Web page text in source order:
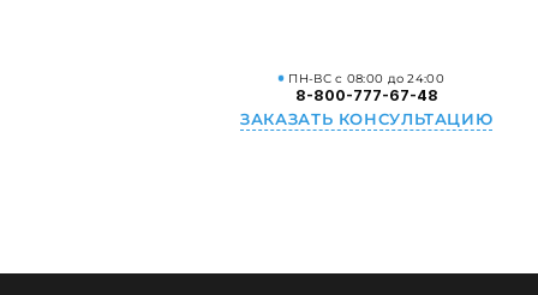
ПН-ВС с 08:00 до 24:00
8-800-777-67-48
ЗАКАЗАТЬ КОНСУЛЬТАЦИЮ